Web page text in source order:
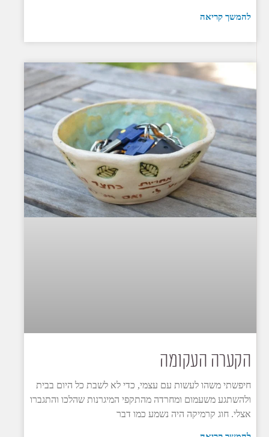
להמשך קריאה
הקערה העקומה
חיפשתי משהו לעשות עם עצמי, כדי לא לשבת כל היום בבית
ולהשתגע משעמום ומחרדה מהתקפי המיגרנות שהלכו והתגברו
אצלי. חוג קרמיקה היה נשמע כמו דבר